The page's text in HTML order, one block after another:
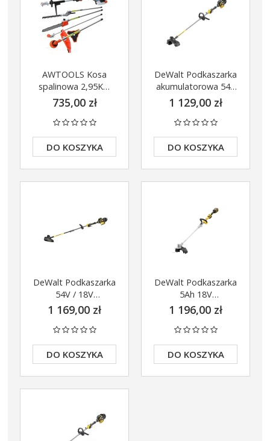
AWTOOLS Kosa
spalinowa 2,95Km
Kombi Aw M2600
AW70005
735,00 zł
DO KOSZYKA
DeWalt Podkaszarka
akumulatorowa 54V
Flexvolt DCM571N
1 129,00 zł
DO KOSZYKA
DeWalt Podkaszarka
54V / 18V
DCM5713N body
1 169,00 zł
DO KOSZYKA
DeWalt Podkaszarka
5Ah 18V
DCMST561P1
1 196,00 zł
DO KOSZYKA